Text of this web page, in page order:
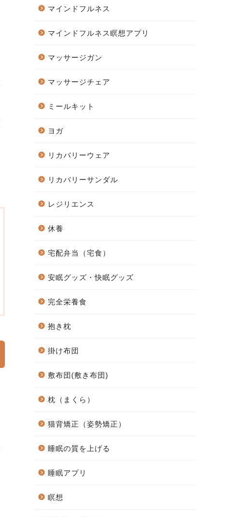
マインドフルネス
マインドフルネス瞑想アプリ
マッサージガン
マッサージチェア
ミールキット
ヨガ
リカバリーウェア
リカバリーサンダル
レジリエンス
休養
宅配弁当（宅食）
安眠グッズ・快眠グッズ
完全栄養食
抱き枕
掛け布団
敷布団(敷き布団)
枕（まくら）
猫背矯正（姿勢矯正）
睡眠の質を上げる
睡眠アプリ
瞑想